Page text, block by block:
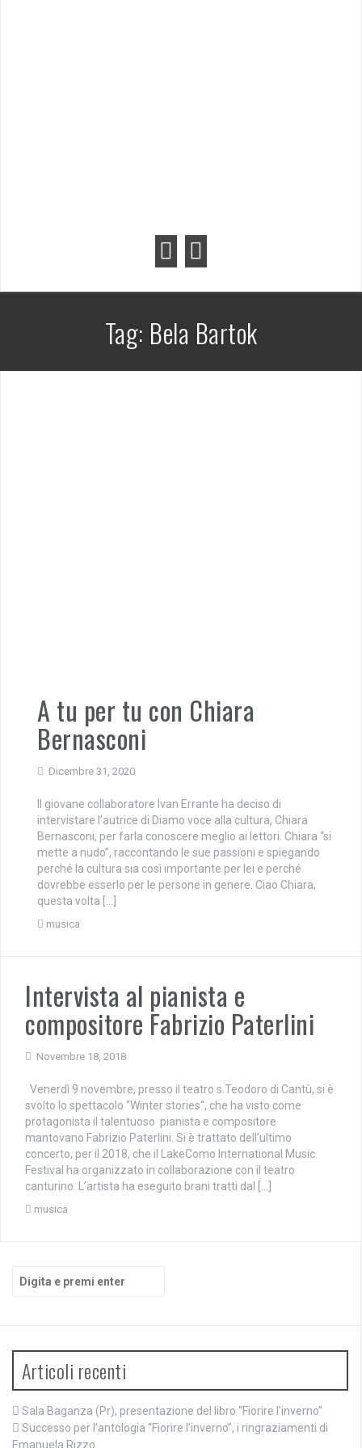
Tag: Bela Bartok
A tu per tu con Chiara
Bernasconi
Dicembre 31, 2020
Il giovane collaboratore Ivan Errante ha deciso di
intervistare l’autrice di Diamo voce alla cultura, Chiara
Bernasconi, per farla conoscere meglio ai lettori. Chiara “si
mette a nudo”, raccontando le sue passioni e spiegando
perché la cultura sia così importante per lei e perché
dovrebbe esserlo per le persone in genere. Ciao Chiara,
questa volta […]
musica
Intervista al pianista e
compositore Fabrizio Paterlini
Novembre 18, 2018
Venerdì 9 novembre, presso il teatro s.Teodoro di Cantù, si è
svolto lo spettacolo “Winter stories“, che ha visto come
protagonista il talentuoso pianista e compositore
mantovano Fabrizio Paterlini. Si è trattato dell’ultimo
concerto, per il 2018, che il LakeComo International Music
Festival ha organizzato in collaborazione con il teatro
canturino. L’artista ha eseguito brani tratti dal […]
musica
Articoli recenti
Sala Baganza (Pr), presentazione del libro “Fiorire l’inverno”
Successo per l’antologia “Fiorire l’inverno”, i ringraziamenti di
Emanuela Rizzo